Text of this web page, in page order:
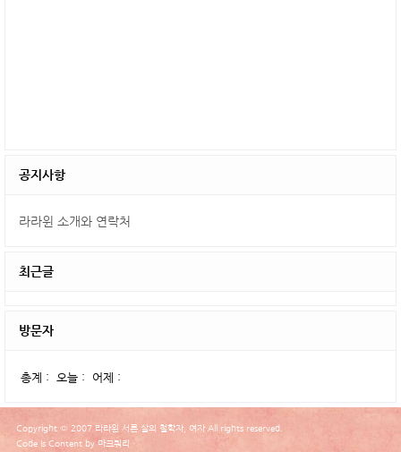
공지사항
라라윈 소개와 연락처
최근글
방문자
총계 : 오늘 : 어제 :
Copyright © 2007 라라윈 서른 살의 철학자, 여자 All rights reserved.
Code Is Content by 마크쿼리 ·